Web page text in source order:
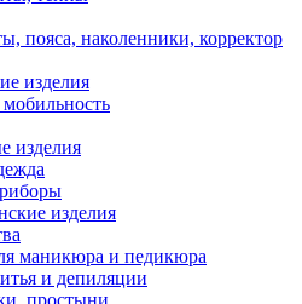
пояса, наколенники, корректор
изделия
изделия
изделия
маникюра и педикюра
и депиляции
простыни